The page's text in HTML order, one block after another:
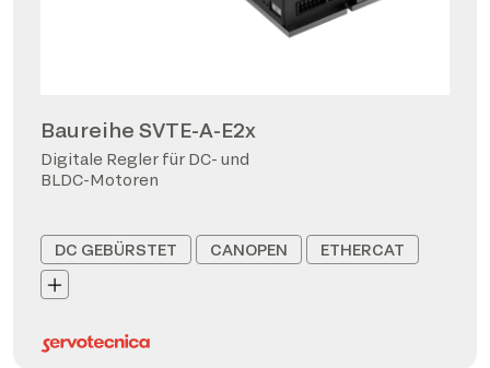
Baureihe SVTE-A-E2x
Digitale Regler für DC- und
BLDC-Motoren
DC GEBÜRSTET CANOPEN ETHERCAT